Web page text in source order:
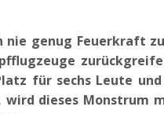
nie genug Feuerkraft
für sechs Leute
wird dieses Monstrum